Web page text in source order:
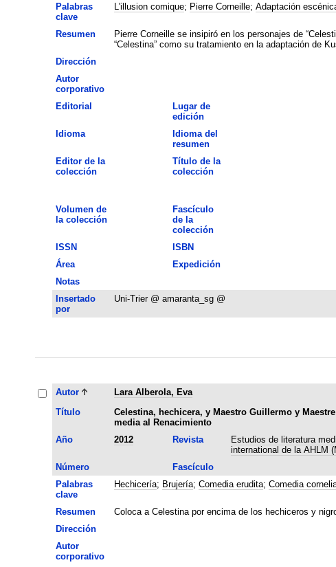
Palabras
clave
L'illusion comique; Pierre Corneille; Adaptación
Resumen
Pierre Corneille se insipiró en los personajes de
“Celestina” como su tratamiento en la adaptación de
Dirección
Autor
corporativo
Editorial
Lugar de
edición
Idioma
Idioma del
resumen
Editor de la
colección
Título de la
colección
Volumen de
la colección
Fascículo
de la
colección
ISSN ISBN
Área
Expedición
Notas
Insertado
por
Uni-Trier @ amaranta_sg @
Autor
Lara Alberola, Eva
Título
Celestina, hechicera, y Maestro Guillermo y
media al Renacimiento
Año 2012 Revista
Estudios de literatura
international de la AHLM
Número Fascículo
Palabras
clave
Hechicería; Brujería; Comedia erudita; Comedia
Resumen
Coloca a Celestina por encima de los hechiceros y
Dirección
Autor
corporativo